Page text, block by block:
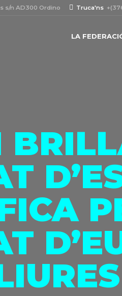
s/n AD300 Ordino Truca'ns
LA